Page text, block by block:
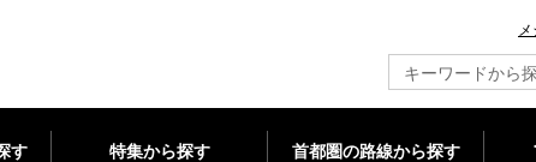
す 特集から探す 首都圏の路線から探す